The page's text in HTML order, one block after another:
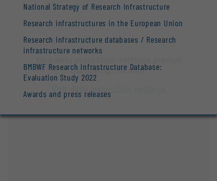
National Strategy of Research Infrastructure
Research infrastructures in the European Union
Research infrastructure databases / Research
infrastructure networks
BMBWF Research Infrastructure Database:
Evaluation Study 2022
Awards and press releases
displaying the map.
Edit data protection settings